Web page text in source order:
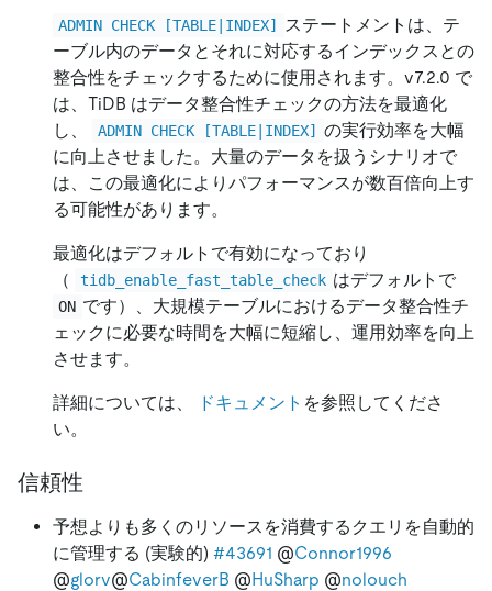
ADMIN CHECK [TABLE|INDEX]
ステートメントは、テ
ーブル内のデータとそれに対応するインデックスとの
整合性をチェックするために使用されます。v7.2.0 で
は、TiDB はデータ整合性チェックの方法を最適化
し、
ADMIN CHECK [TABLE|INDEX]
の実行効率を大幅
に向上させました。大量のデータを扱うシナリオで
は、この最適化によりパフォーマンスが数百倍向上す
る可能性があります。
最適化はデフォルトで有効になっており
（
tidb_enable_fast_table_check はデフォルトで
ON です）、大規模テーブルにおけるデータ整合性チ
ェックに必要な時間を大幅に短縮し、運用効率を向上
させます。
詳細については、 ドキュメント を参照してくださ
い。
信頼性
予想よりも多くのリソースを消費するクエリを自動的
に管理する (実験的) #43691 @Connor1996
@glorv@CabinfeverB @HuSharp @nolouch